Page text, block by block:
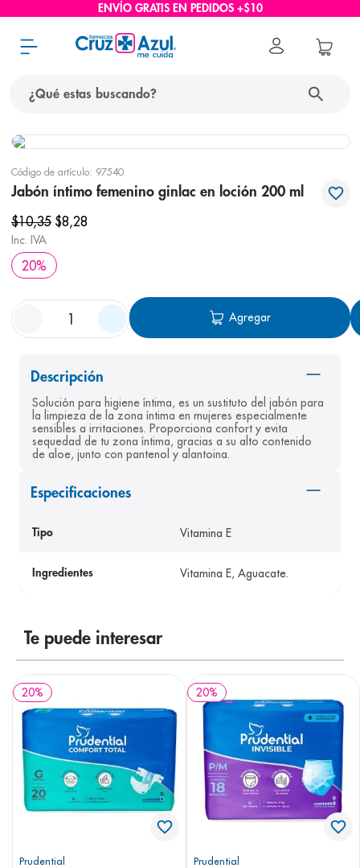
ENVÍO GRATIS EN PEDIDOS +$10
Código de artículo: 97540
Jabón íntimo femenino ginlac en loción 200 ml
$10,35 $8,28
Inc. IVA
20%
Agregar
Descripción
Solución para higiene íntima, es un sustituto del jabón para
la limpieza de la zona íntima en mujeres especialmente
sensibles a irritaciones. Proporciona confort y evita
sequedad de tu zona íntima, gracias a su alto contenido
de aloe, junto con pantenol y alantoina.
Especificaciones
Tipo Vitamina E
Ingredientes Vitamina E, Aguacate.
Te puede interesar
20%
Prudential
20%
Prudential
términos más buscados
protector solar
3.
4. cerave
shampoo
8. panolini
9. pediasure
10.desodorante